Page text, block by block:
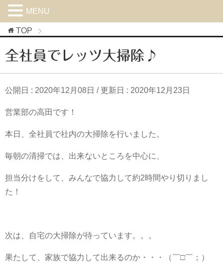
TOP
全社員でレッツ大掃除♪
公開日 : 2020年12月08日 / 更新日 : 2020年12月23日
営業部の高田です！
本日、全社員で社内の大掃除を行いました。
毎朝の清掃では、出来ないところを中心に、
担当分けをして、みんなで協力して約2時間やり切りまし
た！
次は、自宅の大掃除が待っています。。。
果たして、家族で協力して出来るのか・・・（￣□￣；）
MENU